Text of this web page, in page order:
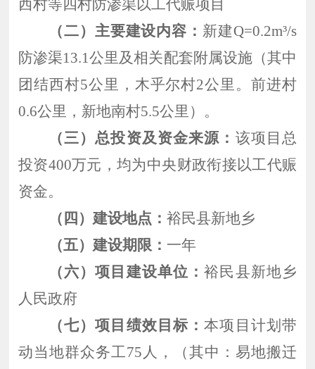
西村等四村防渗渠以工代赈项目
（二）主要建设内容： 新建Q=0.2m³/s
防渗渠13.1公里及相关配套附属设施（其中
团结西村5公里，木乎尔村2公里。前进村
0.6公里，新地南村5.5公里）。
（三）总投资及资金来源： 该项目总
投资400万元，均为中央财政衔接以工代赈
资金。
（四）建设地点： 裕民县新地乡
（五）建设期限： 一年
（六）项目建设单位：裕民县新地乡
人民政府
（七）项目绩效目标：本项目计划带
动当地群众务工75人，（其中：易地搬迁